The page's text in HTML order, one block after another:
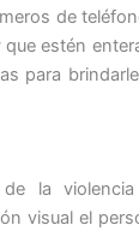
de
estén
para
la
visual el